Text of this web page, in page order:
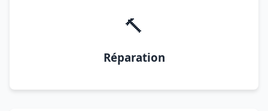
🔨
Réparation